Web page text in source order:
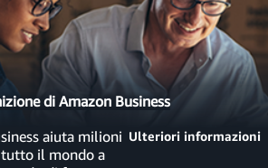
di Amazon Business
aiuta milioni
il mondo a
Ulteriori informazioni